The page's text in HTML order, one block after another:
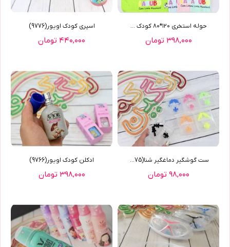
حوله استخری ١٢٠*٨٠ کودک ...
۳۹۸,۰۰۰ تومان
اسپری کودک اویور(9776)
۴۴۰,۰۰۰ تومان
ست گوشگیر دماغگیر شنا(9775)
۹۸,۰۰۰ تومان
ادکلن کودک اویور(9766)
۳۹۸,۰۰۰ تومان